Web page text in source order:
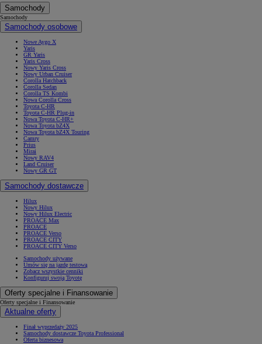
Samochody
Samochody
Samochody osobowe
Nowe Aygo X
Yaris
GR Yaris
Yaris Cross
Nowy Yaris Cross
Nowy Urban Cruiser
Corolla Hatchback
Corolla Sedan
Corolla TS Kombi
Nowa Corolla Cross
Toyota C-HR
Toyota C-HR Plug-in
Nowa Toyota C-HR+
Nowa Toyota bZ4X
Nowa Toyota bZ4X Touring
Camry
Prius
Mirai
Nowy RAV4
Land Cruiser
Nowy GR GT
Samochody dostawcze
Hilux
Nowy Hilux
Nowy Hilux Electric
PROACE Max
PROACE
PROACE Verso
PROACE CITY
PROACE CITY Verso
Samochody używane
Umów się na jazdę testową
Zobacz wszystkie cenniki
Konfiguruj swoją Toyotę
Oferty specjalne i Finansowanie
Oferty specjalne i Finansowanie
Aktualne oferty
Finał wyprzedaży 2025
Samochody dostawcze Toyota Professional
Oferta biznesowa